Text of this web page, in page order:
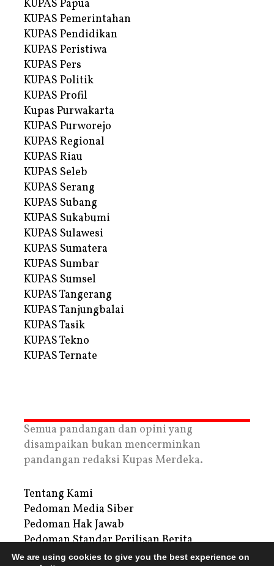
KUPAS Papua
KUPAS Pemerintahan
KUPAS Pendidikan
KUPAS Peristiwa
KUPAS Pers
KUPAS Politik
KUPAS Profil
Kupas Purwakarta
KUPAS Purworejo
KUPAS Regional
KUPAS Riau
KUPAS Seleb
KUPAS Serang
KUPAS Subang
KUPAS Sukabumi
KUPAS Sulawesi
KUPAS Sumatera
KUPAS Sumbar
KUPAS Sumsel
KUPAS Tangerang
KUPAS Tanjungbalai
KUPAS Tasik
KUPAS Tekno
KUPAS Ternate
Semua pandangan dan opini yang
disampaikan bukan mencerminkan
pandangan redaksi Kupas Merdeka.
Tentang Kami
Pedoman Media Siber
Pedoman Hak Jawab
Pedoman Standar Perilisan Berita
Privacy Policy
We are using cookies to give you the best experience on